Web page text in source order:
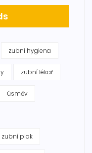
zubní hygiena
zubní lékař
úsměv
zubní plak